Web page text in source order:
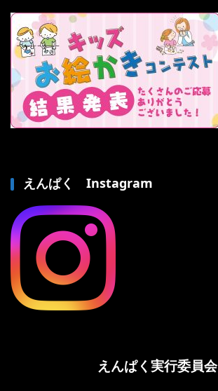
えんぱく Instagram
えんぱく実行委員会